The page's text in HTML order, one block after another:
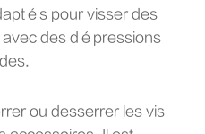
pour visser des
des dépressions
ou desserrer les vis